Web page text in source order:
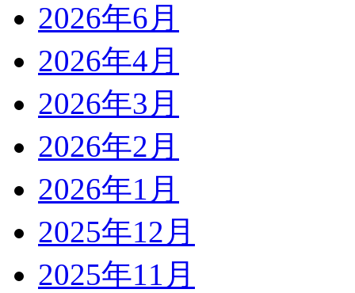
2026年6月
2026年4月
2026年3月
2026年2月
2026年1月
2025年12月
2025年11月